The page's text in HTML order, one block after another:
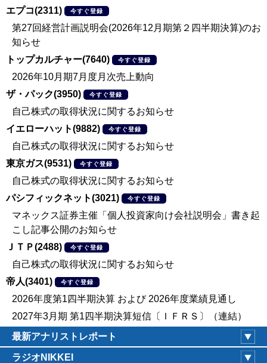
エプコ(2311)
今すぐ登録
第27回経営計画説明会(2026年12月期第２四半期決算)のお
知らせ
トップカルチャー(7640)
今すぐ登録
2026年10月期7月度月次売上動向
ザ・パック(3950)
今すぐ登録
自己株式の取得状況に関するお知らせ
イエローハット(9882)
今すぐ登録
自己株式の取得状況に関するお知らせ
東京ガス(9531)
今すぐ登録
自己株式の取得状況に関するお知らせ
パシフィックネット(3021)
今すぐ登録
マネックス証券主催「個人投資家向け会社説明会」書き起
こし記事公開のお知らせ
ＪＴＰ(2488)
今すぐ登録
自己株式の取得状況に関するお知らせ
帝人(3401)
今すぐ登録
2026年度第1四半期決算 および 2026年度業績見通し
2027年3月期 第1四半期決算短信〔ＩＦＲＳ〕（連結）
最新アナリストレポート
ラジオNIKKEI